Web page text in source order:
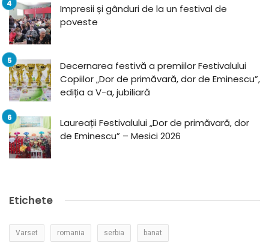
Impresii și gânduri de la un festival de
poveste
Decernarea festivă a premiilor Festivalului
Copiilor „Dor de primăvară, dor de Eminescu”,
ediția a V-a, jubiliară
Laureații Festivalului „Dor de primăvară, dor
de Eminescu” – Mesici 2026
Etichete
Varset romania serbia banat